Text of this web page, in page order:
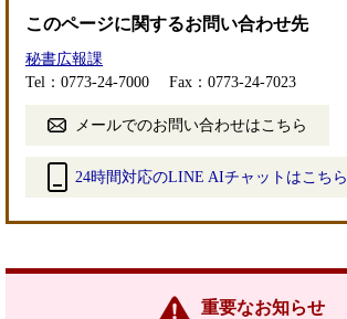
このページに関するお問い合わせ先
秘書広報課
Tel：0773-24-7000
Fax：0773-24-7023
メールでのお問い合わせはこちら
24時間対応のLINE AIチャットはこちら
リ
重要なお知らせ